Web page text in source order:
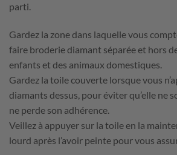
parti.
Gardez la zone dans laquelle vous
faire broderie diamant séparée et hors
enfants et des animaux domestiques.
Gardez la toile couverte lorsque vous
diamants dessus, pour éviter qu’elle ne
ne perde son adhérence.
Veillez à appuyer sur la toile en la
lourd après l’avoir peinte pour vous